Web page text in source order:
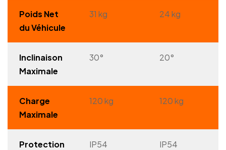
Poids Net
du Véhicule
31 kg 24 kg
Inclinaison
Maximale
30° 20°
Charge
Maximale
120 kg 120 kg
Protection
IP54
IP54